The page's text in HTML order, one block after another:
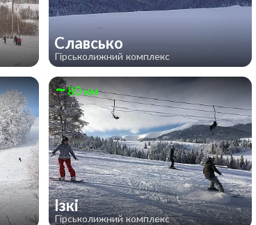
Славсько
Гірськолижний комплекс
80 км
Ізкі
Гірськолижний комплекс